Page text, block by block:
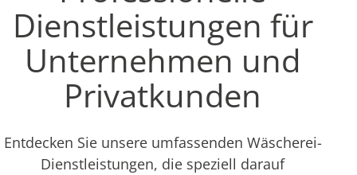
Dienstleistungen für
Unternehmen und
Privatkunden
Entdecken Sie unsere umfassenden Wäscherei-
Dienstleistungen, die speziell darauf